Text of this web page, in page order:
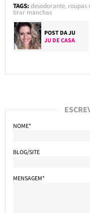
TAGS: desodorante, roupas
tirar manchas
POST DAJU
JU DE CASA
NOME*
BLOG/SITE
MENSAGEM*